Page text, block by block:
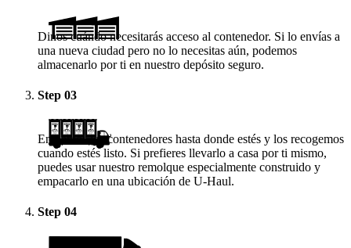
Dinos cuándo necesitarás acceso al contenedor. Si lo envías a
una nueva ciudad pero no lo necesitas aún, podemos
almacenarlo por ti en nuestro depósito seguro.
Step 03
Enviamos los contenedores hasta donde estés y los recogemos
cuando estés listo. Si prefieres llevarlo a casa por ti mismo,
puedes usar nuestro remolque especialmente construido y
empacarlo en una ubicación de U-Haul.
Step 04